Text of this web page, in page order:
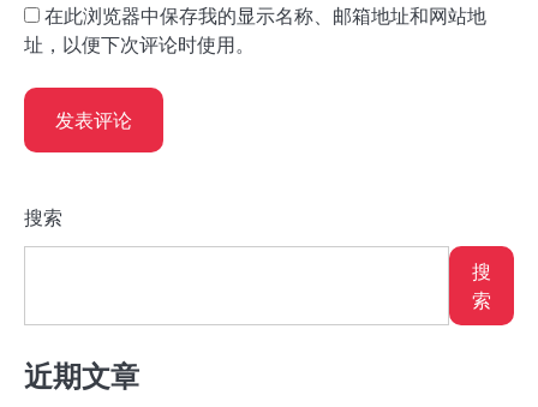
在此浏览器中保存我的显示名称、邮箱地址和网站地
址，以便下次评论时使用。
搜索
搜
索
近期文章